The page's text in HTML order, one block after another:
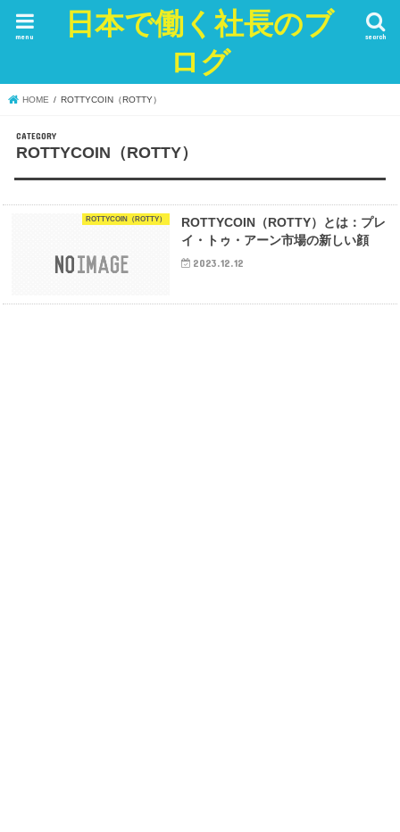
日本で働く社長のブ
ログ
search
menu
HOME ROTTYCOIN（ROTTY）
ROTTYCOIN（ROTTY）
ROTTYCOIN（ROTTY）
ROTTYCOIN（ROTTY）とは：プレ
イ・トゥ・アーン市場の新しい顔
2023.12.12